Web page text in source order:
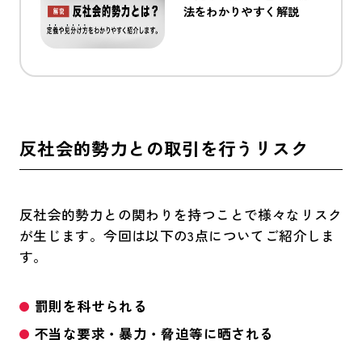
法をわかりやすく解説
反社会的勢力との取引を行うリスク
反社会的勢力との関わりを持つことで様々なリスク
が生じます。今回は以下の3点についてご紹介しま
す。
罰則を科せられる
不当な要求・暴力・脅迫等に晒される